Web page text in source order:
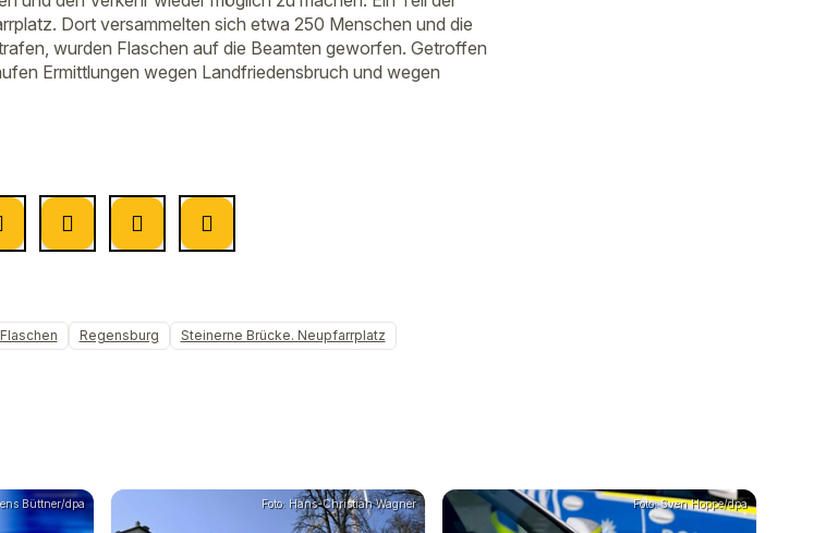
Dort versammelten sich etwa 250 Menschen und die
wurden Flaschen auf die Beamten geworfen. Getroffen
Ermittlungen wegen Landfriedensbruch und wegen
Flaschen Regensburg Steinerne Brücke. Neupfarrplatz
Büttner/dpa Foto: Hans-Christian Wagner Foto: Sven Hoppe/dpa